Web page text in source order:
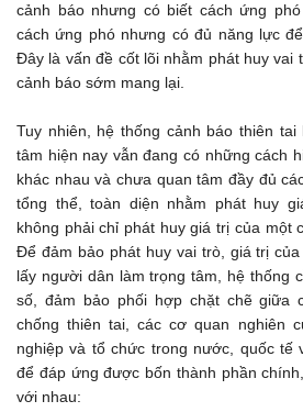
cảnh báo nhưng có biết cách ứng
cách ứng phó nhưng có đủ năng lực
Đây là vấn đề cốt lõi nhằm phát huy vai
cảnh báo sớm mang lại.
Tuy nhiên, hệ thống cảnh báo thiên
tâm hiện nay vẫn đang có những cách
khác nhau và chưa quan tâm đầy đủ
tổng thể, toàn diện nhằm phát huy
không phải chỉ phát huy giá trị của một
Để đảm bảo phát huy vai trò, giá trị
lấy người dân làm trọng tâm, hệ thống
số, đảm bảo phối hợp chặt chẽ giữa
chống thiên tai, các cơ quan nghiên
nghiệp và tổ chức trong nước, quốc tế
để đáp ứng được bốn thành phần
với nhau: